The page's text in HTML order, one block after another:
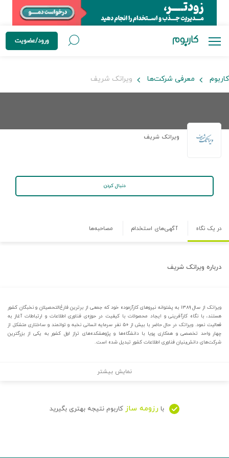
ورود/عضویت
کاربوم معرفی شرکت‌ها ویراتک شریف
ویراتک شریف
دنبال کردن
در یک نگاه آگهی‌های استخدام مصاحبه‌ها
درباره ویراتک شریف
ویراتک از سال ۱۳۸۹ به پشتوانه نیروهای کارآزموده خود که جمعی از برترین فارغ‌التحصیلان و نخبگان کشور
هستند، با نگاه کارآفرینی و ایجاد محصولات با کیفیت در حوزه‌ی فناوری اطلاعات و ارتباطات آغاز به
فعالیت نمود. ویراتک در حال حاضر با بیش از ۵۰ نفر سرمایه انسانی نخبه و توانمند و ساختاری متشکل از
چهار واحد تخصصی و همکاری پویا با دانشگاه‌ها و پژوهشکده‌های تراز اول کشور به یکی از بزرگترین
شرکت‌های دانش‌بنیان فناوری اطلاعات کشور تبدیل شده است.
نمایش بیشتر
با رزومه ساز کاربوم نتیجه بهتری بگیرید